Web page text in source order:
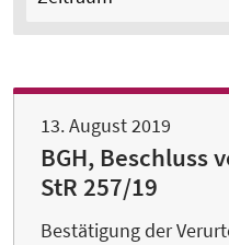
13. August 2019
BGH, Beschluss
StR 257/19
Bestätigung der